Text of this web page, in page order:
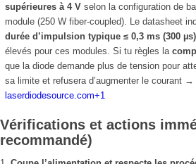
supérieures à 4 V selon la configuration de
module (250 W fiber-coupled). Le datasheet
durée d’impulsion typique ≤ 0,3 ms (300 µs)
élevés pour ces modules. Si tu règles la
que la diode demande plus de tension pour
sa limite et refusera d’augmenter le courant →
laserdiodesource.com+1
Vérifications et actions
recommandé)